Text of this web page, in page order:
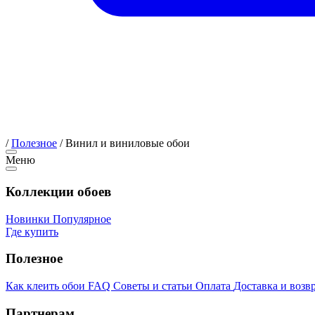
/Полезное /Винил и виниловые обои
Меню
Коллекции обоев
Новинки Популярное
Где купить
Полезное
Как клеить обои FAQ Советы и статьи Оплата Доставка и